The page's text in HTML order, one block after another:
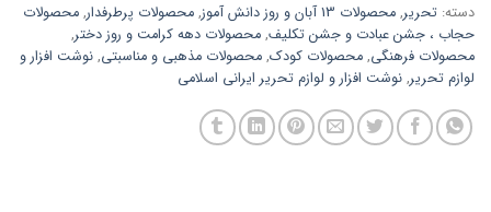
دسته: تحریر, محصولات 13 آبان و روز دانش آموز , محصولات پرطرفدار, محصولات
حجاب ، جشن عبادت و جشن تکلیف, محصولات دهه کرامت و روز دختر,
محصولات فرهنگی, محصولات کودک, محصولات مذهبی و مناسبتی, نوشت افزار و
لوازم تحریر, نوشت افزار و لوازم تحریر ایرانی اسلامی